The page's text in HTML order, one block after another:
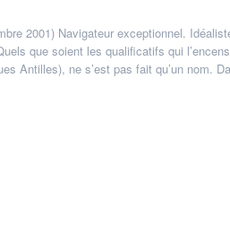
2001) Navigateur exceptionnel.
que soient les qualificatifs qui
Antilles), ne s’est pas fait qu’un nom.